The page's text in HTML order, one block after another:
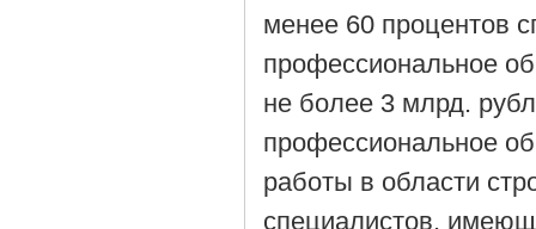
менее 60 процентов
профессиональное
не более 3 млрд.
профессиональное
работы в области
специалистов,